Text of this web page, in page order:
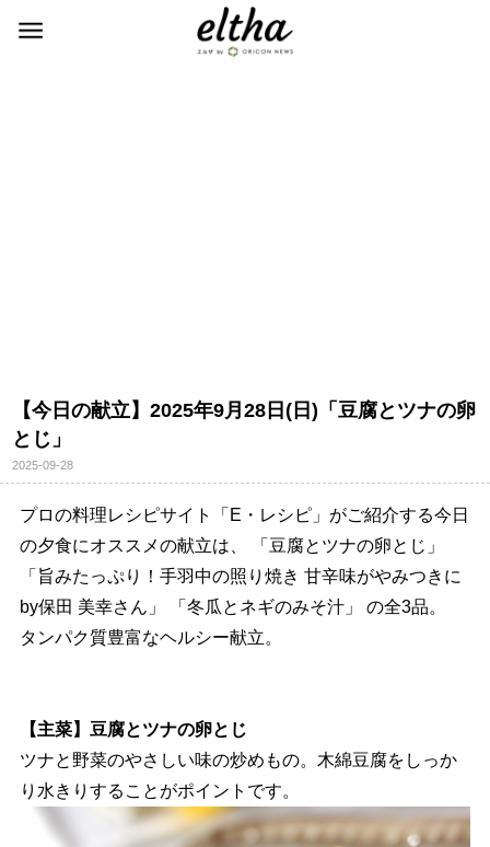
【今日の献立】2025年9月28日(日)「豆腐とツナの卵
とじ」
2025-09-28
プロの料理レシピサイト「E・レシピ」がご紹介する今日
の夕食にオススメの献立は、 「豆腐とツナの卵とじ」
「旨みたっぷり！手羽中の照り焼き 甘辛味がやみつきに
by保田 美幸さん」 「冬瓜とネギのみそ汁」 の全3品。
タンパク質豊富なヘルシー献立。
【主菜】豆腐とツナの卵とじ
ツナと野菜のやさしい味の炒めもの。木綿豆腐をしっか
り水きりすることがポイントです。